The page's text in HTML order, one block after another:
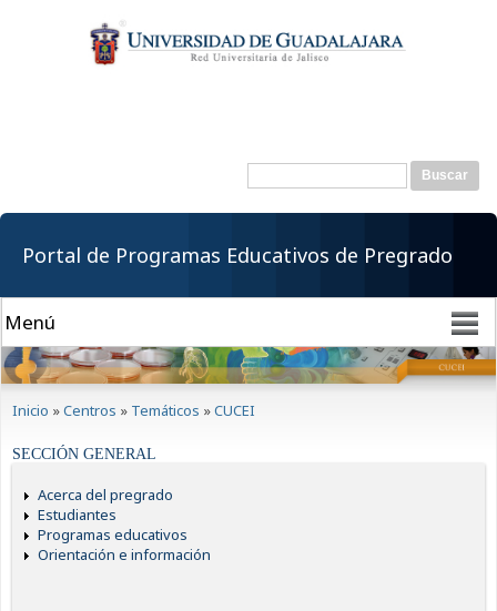
contenido
principal
Formulario de
Buscar
Portal de Programas Educativos de Pregrado
Inicio »Centros » Temáticos »CUCEI
SECCIÓN GENERAL
Acerca del pregrado
Estudiantes
Programas educativos
Orientación e información